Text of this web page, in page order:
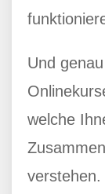
Und
welche
verstehen.